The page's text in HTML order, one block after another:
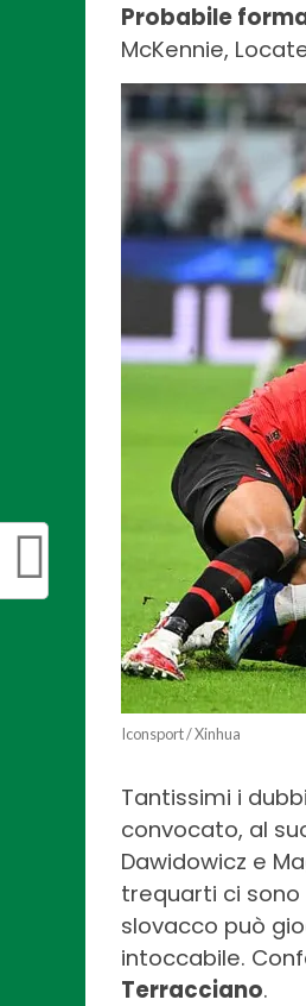
Probabile
McKennie,
Iconsport / Xinhua
Tantissimi i
convocato, al
Dawidowicz e
trequarti ci sono
slovacco può
intoccabile.
Terracciano.